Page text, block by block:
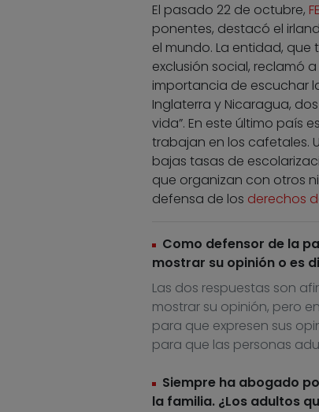
El pasado 22 de octubre,
ponentes, destacó el
el mundo. La entidad,
exclusión social, reclamó
importancia de escuchar
Inglaterra y Nicaragua,
vida”. En este último país
trabajan en los cafetales.
bajas tasas de
que organizan con otros
defensa de los derechos
Como defensor de la
mostrar su opinión o es
Las dos respuestas son
mostrar su opinión, pero
para que expresen sus
para que las personas
Siempre ha abogado
la familia. ¿Los adultos